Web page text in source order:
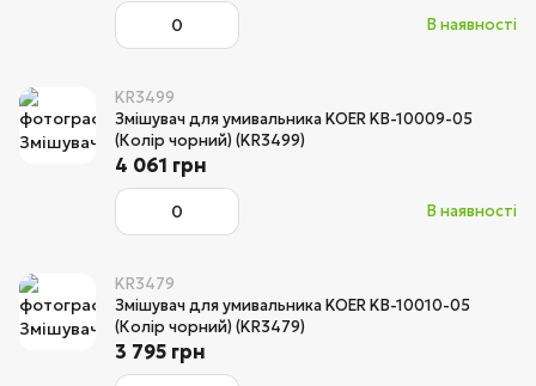
В наявності
KR3499
Змішувач для умивальника KOER KB-10009-05
(Колір чорний) (KR3499)
В наявності
4 061 грн
KR3479
Змішувач для умивальника KOER KB-10010-05
(Колір чорний) (KR3479)
3 795 грн